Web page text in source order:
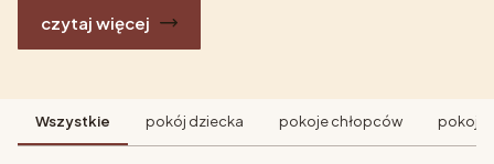
czytaj więcej
Wszystkie pokój dziecka pokoje chłopców pokoje